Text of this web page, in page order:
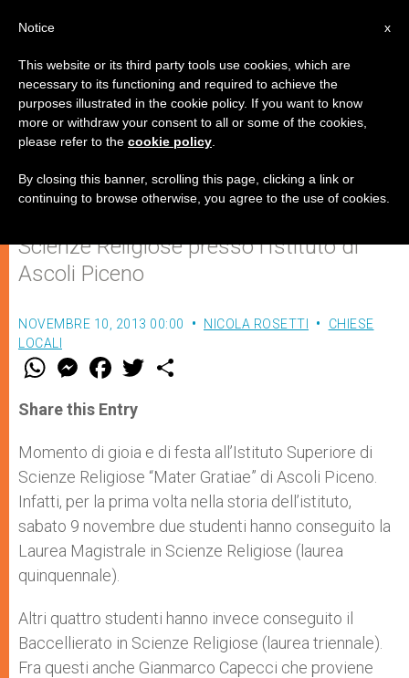
Il "Mater Gratiae" in festa
Due studenti hanno conseguito ieri per
Scienze Religiose presso l’Istituto di
Ascoli Piceno
NOVEMBRE 10, 2013 00:00 NICOLA ROSETTI
CHIESE
LOCALI
W
t
s
p
p
M
e
s
e
g
e
r
F
a
e
b
o
k
w
r
Share this Entry
Momento di gioia e di festa all’Istituto Superiore di
Scienze Religiose “Mater Gratiae” di Ascoli Piceno.
Infatti, per la prima volta nella storia dell’istituto,
sabato 9 novembre due studenti hanno conseguito la
Laurea Magistrale in Scienze Religiose (laurea
quinquennale).
Altri quattro studenti hanno invece conseguito il
Baccellierato in Scienze Religiose (laurea triennale).
Fra questi anche Gianmarco Capecci che proviene
x
Notice
This website or its third party tools use cookies, which are
necessary to its functioning and required to achieve the
purposes illustrated in the cookie policy. If you want to know
more or withdraw your consent to all or some of the cookies,
please refer to the cookie policy
By closing this banner, scrolling this page, clicking a link or
continuing to browse otherwise, you agree to the use of cookies.